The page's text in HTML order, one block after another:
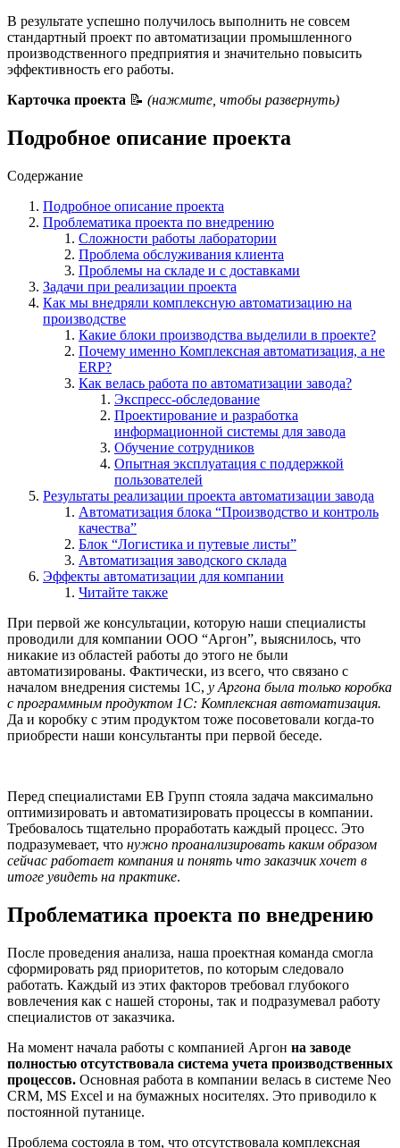
В результате успешно получилось выполнить не совсем
стандартный проект по автоматизации промышленного
производственного предприятия и значительно повысить
эффективность его работы.
Карточка проекта 📝 (нажмите, чтобы развернуть)
Подробное описание проекта
Содержание
Подробное описание проекта
Проблематика проекта по внедрению
Сложности работы лаборатории
Проблема обслуживания клиента
Проблемы на складе и с доставками
Задачи при реализации проекта
Как мы внедряли комплексную автоматизацию на
производстве
Какие блоки производства выделили в проекте?
Почему именно Комплексная автоматизация, а не
ERP?
Как велась работа по автоматизации завода?
Экспресс-обследование
Проектирование и разработка
информационной системы для завода
Обучение сотрудников
Опытная эксплуатация с поддержкой
пользователей
Результаты реализации проекта автоматизации завода
Автоматизация блока “Производство и контроль
качества”
Блок “Логистика и путевые листы”
Автоматизация заводского склада
Эффекты автоматизации для компании
Читайте также
При первой же консультации, которую наши специалисты
проводили для компании ООО “Аргон”, выяснилось, что
никакие из областей работы до этого не были
автоматизированы. Фактически, из всего, что связано с
началом внедрения системы 1С, у Аргона была только коробка
с программным продуктом 1С: Комплексная автоматизация.
Да и коробку с этим продуктом тоже посоветовали когда-то
приобрести наши консультанты при первой беседе.
Перед специалистами ЕВ Групп стояла задача максимально
оптимизировать и автоматизировать процессы в компании.
Требовалось тщательно проработать каждый процесс. Это
подразумевает, что нужно проанализировать каким образом
сейчас работает компания и понять что заказчик хочет в
итоге увидеть на практике.
Проблематика проекта по внедрению
После проведения анализа, наша проектная команда смогла
сформировать ряд приоритетов, по которым следовало
работать. Каждый из этих факторов требовал глубокого
вовлечения как с нашей стороны, так и подразумевал работу
специалистов от заказчика.
На момент начала работы с компанией Аргон на заводе
полностью отсутствовала система учета производственных
процессов. Основная работа в компании велась в системе Neo
CRM, MS Excel и на бумажных носителях. Это приводило к
постоянной путанице.
Проблема состояла в том, что отсутствовала комплексная